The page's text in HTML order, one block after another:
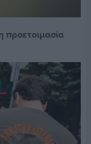
προετοιμασία